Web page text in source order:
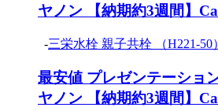
ヤノン 【納期約3週間】
-三栄水栓 親子共栓 （H221-50）
最安値 プレゼンテーショ
ヤノン 【納期約3週間】